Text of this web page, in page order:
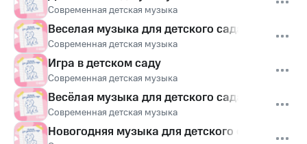
Современная детская музыка
Веселая музыка для детского сада
Современная детская музыка
Игра в детском саду
Современная детская музыка
Весёлая музыка для детского сада
Современная детская музыка
Новогодняя музыка для детского сада